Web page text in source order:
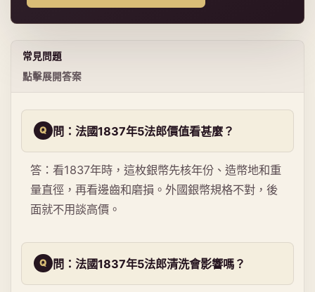
常見問題
點擊展開答案
問：法國1837年5法郎價值看甚麼？
答：看1837年時，這枚銀幣先核年份、造幣地和重
量直徑，再看邊齒和磨損。外國銀幣規格不對，後
面就不用談高價。
問：法國1837年5法郎清洗會影響嗎？